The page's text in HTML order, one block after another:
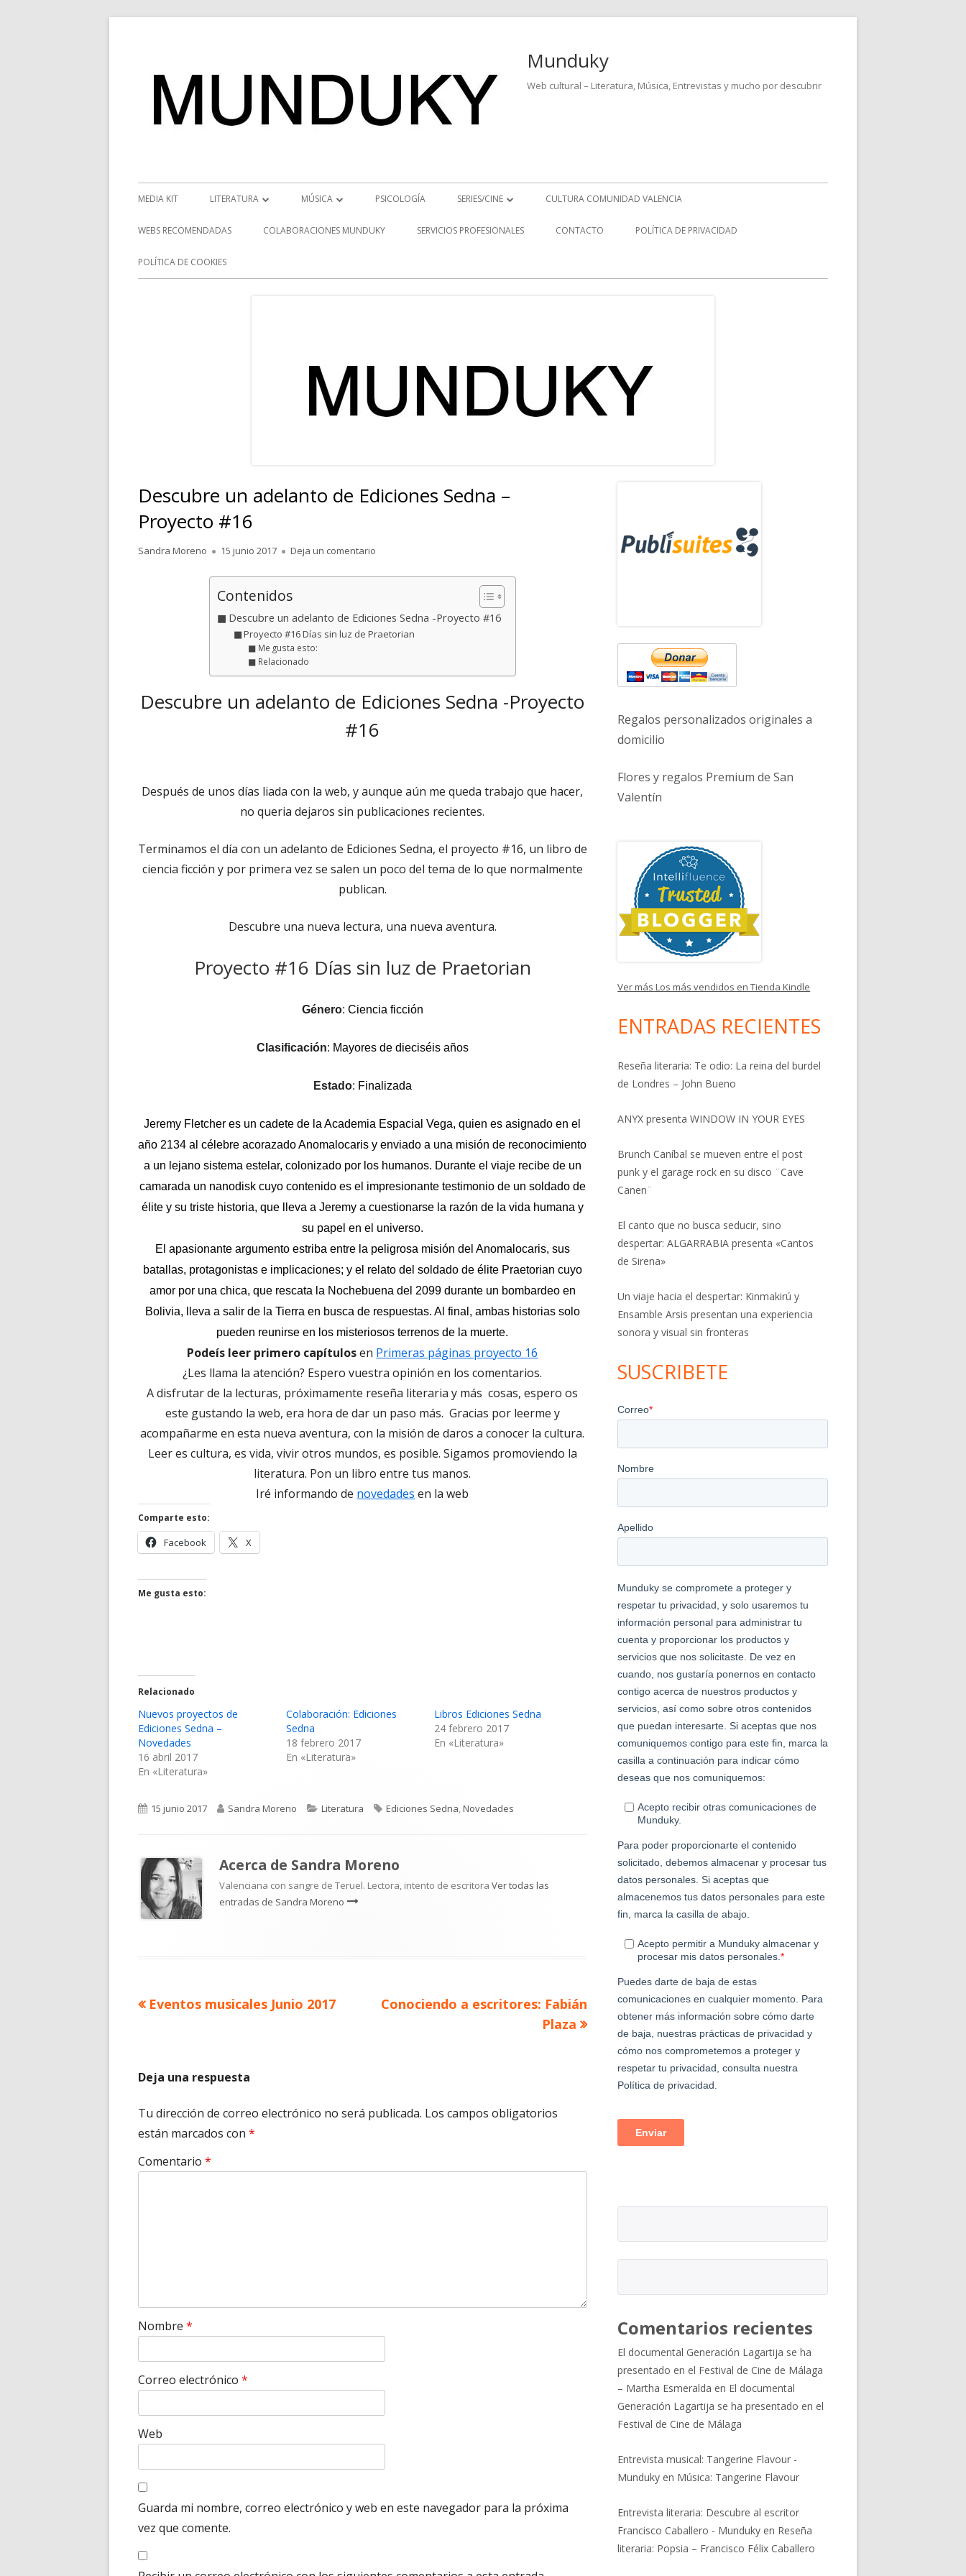
Munduky
Web cultural – Literatura, Música, Entrevistas y mucho por descubrir
Menú
principal
MEDIA KIT LITERATURA
RESEÑAS
NOVEDADES
MÚSICA
NOTICIAS MUSICALES
PSICOLOGÍA SERIES/CINE
SERIES
CULTURA COMUNIDAD VALENCIA
WEBS RECOMENDADAS COLABORACIONES MUNDUKY SERVICIOS PROFESIONALES CONTACTO POLÍTICA DE PRIVACIDAD
POLÍTICA DE COOKIES
Descubre un adelanto de Ediciones Sedna –
Proyecto #16
Autor
Sandra Moreno
Publicado
15 junio 2017 Deja un comentario para Descubre un adelanto de Ediciones Sedna – Proyecto #16
Contenidos
Descubre un adelanto de Ediciones Sedna -Proyecto #16
Proyecto #16 Días sin luz de Praetorian
Me gusta esto:
Relacionado
Descubre un adelanto de Ediciones Sedna -Proyecto
#16
Después de unos días liada con la web, y aunque aún me queda trabajo que hacer,
no queria dejaros sin publicaciones recientes.
Terminamos el día con un adelanto de Ediciones Sedna, el proyecto #16, un libro de
ciencia ficción y por primera vez se salen un poco del tema de lo que normalmente
publican.
Descubre una nueva lectura, una nueva aventura.
Proyecto #16 Días sin luz de Praetorian
Género: Ciencia ficción
Clasificación: Mayores de dieciséis años
Estado: Finalizada
Jeremy Fletcher es un cadete de la Academia Espacial Vega, quien es asignado en el
año 2134 al célebre acorazado Anomalocaris y enviado a una misión de reconocimiento
a un lejano sistema estelar, colonizado por los humanos. Durante el viaje recibe de un
camarada un nanodisk cuyo contenido es el impresionante testimonio de un soldado de
élite y su triste historia, que lleva a Jeremy a cuestionarse la razón de la vida humana y
su papel en el universo.
El apasionante argumento estriba entre la peligrosa misión del Anomalocaris, sus
batallas, protagonistas e implicaciones; y el relato del soldado de élite Praetorian cuyo
amor por una chica, que rescata la Nochebuena del 2099 durante un bombardeo en
Bolivia, lleva a salir de la Tierra en busca de respuestas. Al final, ambas historias solo
pueden reunirse en los misteriosos terrenos de la muerte.
Podeís leer primero capítulosen Primeras páginas proyecto 16
¿Les llama la atención? Espero vuestra opinión en los comentarios.
A disfrutar de la lecturas, próximamente reseña literaria y más cosas, espero os
este gustando la web, era hora de dar un paso más. Gracias por leerme y
acompañarme en esta nueva aventura, con la misión de daros a conocer la cultura.
Leer es cultura, es vida, vivir otros mundos, es posible. Sigamos promoviendo la
literatura. Pon un libro entre tus manos.
Iré informando de novedades en la web
Comparte esto:
Facebook
Abrir
en
X
en
Me gusta esto:
Relacionado
Nuevos proyectos de
Ediciones Sedna –
Novedades
16 abril 2017
En «Literatura»
Colaboración: Ediciones
Sedna
18 febrero 2017
En «Literatura»
Libros Ediciones Sedna
24 febrero 2017
En «Literatura»
Publicado
15 junio 2017 Autor
Sandra Moreno Categorías
Literatura Etiquetas
Ediciones Sedna,Novedades
Acerca de Sandra Moreno
Valenciana con sangre de Teruel. Lectora, intento de escritora Ver todas las
entradas de Sandra Moreno
Navegación
entradas
Artículo
Eventos musicales Junio 2017
Artículo
Conociendo a escritores: Fabián
Plaza
Deja una respuesta
Tu dirección de correo electrónico no será publicada. Los campos obligatorios
están marcados con *
Comentario *
Nombre *
Correo electrónico *
Web
Guarda mi nombre, correo electrónico y web en este navegador para la próxima
vez que comente.
lateral
principal
Regalos personalizados originales a
domicilio
Flores y regalos Premium de San
Valentín
Ver más Los más vendidos en Tienda Kindle
ENTRADAS RECIENTES
Reseña literaria: Te odio: La reina del burdel
de Londres – John Bueno
ANYX presenta WINDOW IN YOUR EYES
Brunch Caníbal se mueven entre el post
punk y el garage rock en su disco ¨Cave
Canen¨
El canto que no busca seducir, sino
despertar: ALGARRABIA presenta «Cantos
de Sirena»
Un viaje hacia el despertar: Kinmakirú y
Ensamble Arsis presentan una experiencia
sonora y visual sin fronteras
SUSCRIBETE
Comentarios recientes
El documental Generación Lagartija se ha
presentado en el Festival de Cine de Málaga
– Martha Esmeralda en El documental
Generación Lagartija se ha presentado en el
Festival de Cine de Málaga
Entrevista musical: Tangerine Flavour -
Munduky en Música: Tangerine Flavour
Entrevista literaria: Descubre al escritor
Francisco Caballero - Munduky en Reseña
literaria: Popsia – Francisco Félix Caballero